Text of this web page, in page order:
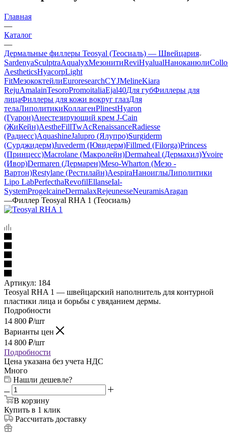
Главная
—
Каталог
—
Дермальные филлеры Teosyal (Теосиаль) — Швейцария
SardenyaSculptraAqualyxМезонитиReviHyalualНаноканюли
AestheticsHyacorpLight
FitМезококтейлиEuroresearchCYJMelineKiara
RejuAmalainTesoroPromoitaliaEjal40Для губФиллеры для
лицаФиллеры для кожи вокруг глазДля
телаЛиполитикиКоллагенPlinestHyaron
(Гуарон)Анестезирующий крем J-Cain
(ЖиКейн)AestheFillTwAcRenaissanceRadiesse
(Радиесс)AquashineJalupro (Ялупро)Surgiderm
(Сурджидерм)Juvederm (Ювидерм)Fillmed (Filorga)Princess
(Принцесс)Macrolane (Макролейн)Dermaheal (Дермахил)Yvoire
(Ивор)Dermaren (Дермарен)Meso-Wharton (Мезо -
Вартон)Restylane (Рестилайн)AespiraНаноиглыЛиполитики
Lipo LabPerfecthaRevofilEllanseIal-
SystemProgelcaineDermalaxRejeunesseNeuramisAragan
—Филлер Teosyal RHA 1 (Теосиаль)
Артикул: 184
Teosyal RHA 1 — швейцарский наполнитель для контурной
пластики лица и борьбы с увяданием дермы.
Подробности
14 800 ₽/шт
Варианты цен
14 800 ₽/шт
Подробности
Цена указана без учета НДС
Много
Нашли дешевле?
В корзину
Купить в 1 клик
Рассчитать доставку